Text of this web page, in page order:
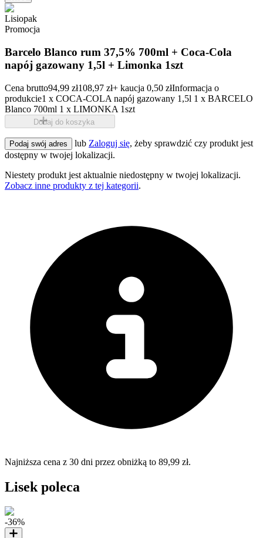
Lisiopak
Promocja
Barcelo Blanco rum 37,5% 700ml + Coca-Cola
napój gazowany 1,5l + Limonka 1szt
Cena brutto94,99 zł108,97 zł+ kaucja 0,50 złInformacja o
produkcie1 x COCA-COLA napój gazowany 1,5l 1 x BARCELO
Blanco 700ml 1 x LIMONKA 1szt
Dodaj do koszyka
Podaj swój adres lub Zaloguj się, żeby sprawdzić czy produkt jest
dostępny w twojej lokalizacji.
Niestety produkt jest aktualnie niedostępny w twojej lokalizacji.
Zobacz inne produkty z tej kategorii.
Najniższa cena z 30 dni przez obniżką to 89,99 zł.
Lisek poleca
-36%